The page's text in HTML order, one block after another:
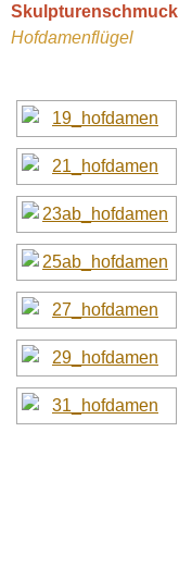
Skulpturenschmuck
Hofdamenflügel